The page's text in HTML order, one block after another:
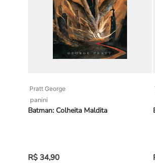
Pratt George
panini
Batman: Colheita Maldita
R$ 34,90